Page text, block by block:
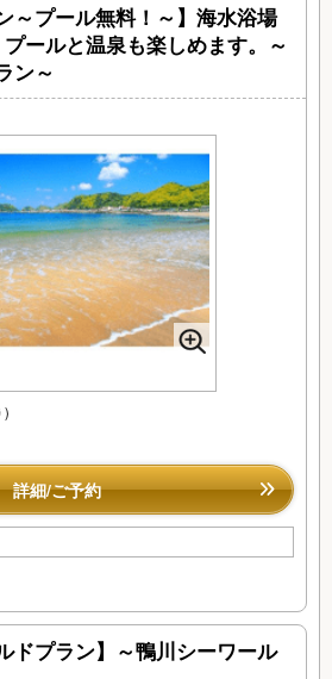
～プール無料！～】海水浴場
ールと温泉も楽しめます。～
ン～
)
詳細/ご予約
ドプラン】～鴨川シーワール